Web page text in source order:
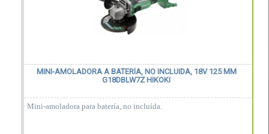
MINI-AMOLADORA A BATERÍA, NO INCLUIDA, 18V 125 MM
G18DBLW7Z HIKOKI
Mini-amoladora para batería, no incluída.